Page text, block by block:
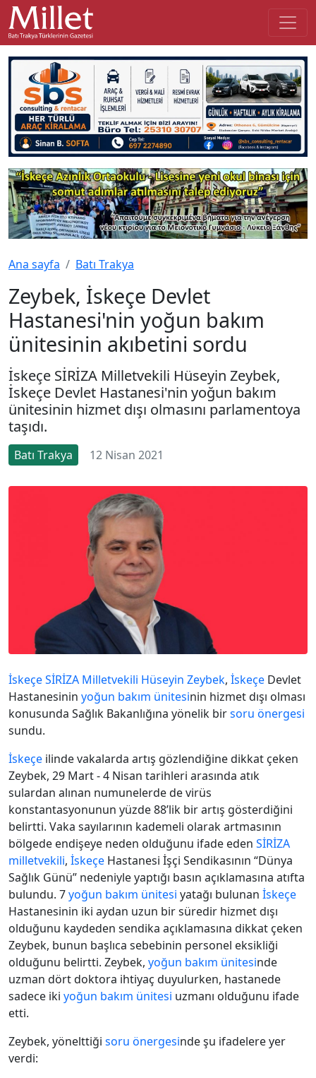
Ana sayfa Batı Trakya
Zeybek, İskeçe Devlet
Hastanesi'nin yoğun bakım
ünitesinin akıbetini sordu
İskeçe SİRİZA Milletvekili Hüseyin Zeybek,
İskeçe Devlet Hastanesi'nin yoğun bakım
ünitesinin hizmet dışı olmasını parlamentoya
taşıdı.
Batı Trakya 12 Nisan 2021
İskeçeSİRİZA Milletvekili Hüseyin Zeybek, İskeçe Devlet
Hastanesinin yoğun bakım ünitesinin hizmet dışı olması
konusunda Sağlık Bakanlığına yönelik birsoru önergesi
sundu.
İskeçe ilinde vakalarda artış gözlendiğine dikkat çeken
Zeybek, 29 Mart - 4 Nisan tarihleri arasında atık
sulardan alınan numunelerde de virüs
konstantasyonunun yüzde 88’lik bir artış gösterdiğini
belirtti. Vaka sayılarının kademeli olarak artmasının
bölgede endişeye neden olduğunu ifade eden SİRİZA
milletvekili, İskeçe Hastanesi İşçi Sendikasının “Dünya
Sağlık Günü” nedeniyle yaptığı basın açıklamasına atıfta
bulundu. 7yoğun bakım ünitesi yatağı bulunan İskeçe
Hastanesinin iki aydan uzun bir süredir hizmet dışı
olduğunu kaydeden sendika açıklamasına dikkat çeken
Zeybek, bunun başlıca sebebinin personel eksikliği
olduğunu belirtti. Zeybek, yoğun bakım ünitesinde
uzman dört doktora ihtiyaç duyulurken, hastanede
sadece iki yoğun bakım ünitesi uzmanı olduğunu ifade
etti.
Zeybek, yönelttiği soru önergesinde şu ifadelere yer
verdi: